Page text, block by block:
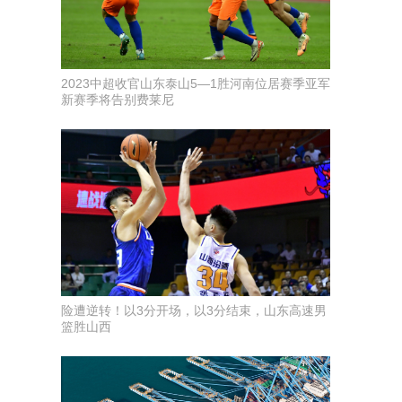
2023中超收官山东泰山5—1胜河南位居赛季亚军
新赛季将告别费莱尼
险遭逆转！以3分开场，以3分结束，山东高速男
篮胜山西